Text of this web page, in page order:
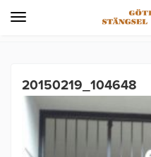
Toggle
20150219_104648